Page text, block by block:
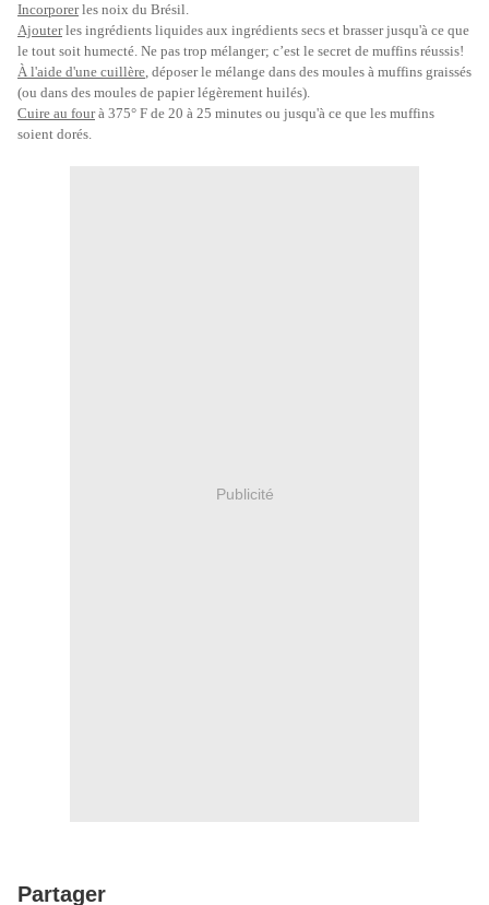
Incorporerles noix du Brésil.
Ajouterles ingrédients liquides aux ingrédients secs et brasser jusqu'à ce que
le tout soit humecté. Ne pas trop mélanger; c’est le secret de muffins réussis!
À l'aide d'une cuillère, déposer le mélange dans des moules à muffins graissés
(ou dans des moules de papier légèrement huilés).
Cuire au fourà 375° F de 20 à 25 minutes ou jusqu'à ce que les muffins
soient dorés.
Publicité
Partager